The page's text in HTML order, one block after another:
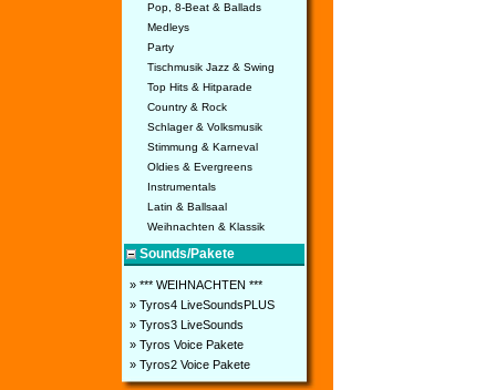
Pop, 8-Beat & Ballads
Medleys
Party
Tischmusik Jazz & Swing
Top Hits & Hitparade
Country & Rock
Schlager & Volksmusik
Stimmung & Karneval
Oldies & Evergreens
Instrumentals
Latin & Ballsaal
Weihnachten & Klassik
Sounds/Pakete
» *** WEIHNACHTEN ***
» Tyros4 LiveSoundsPLUS
» Tyros3 LiveSounds
» Tyros Voice Pakete
» Tyros2 Voice Pakete